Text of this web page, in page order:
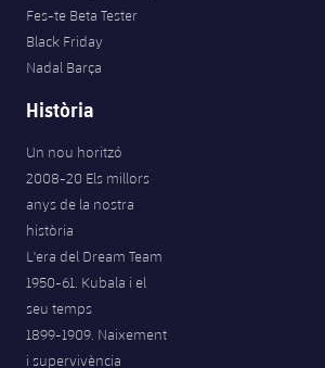
Fes-te Beta Tester
Black Friday
Nadal Barça
Història
Un nou horitzó
2008-20 Els millors
anys de la nostra
història
L'era del Dream Team
1950-61. Kubala i el
seu temps
1899-1909. Naixement
i supervivència